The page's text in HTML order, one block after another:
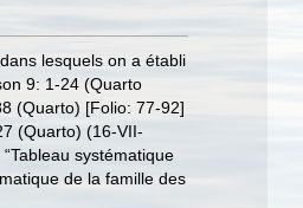
lesquels on a établi
9: 1-24 (Quarto
(Quarto) [Folio: 77-92]
(Quarto) (16-VII-
systématique
de la famille des